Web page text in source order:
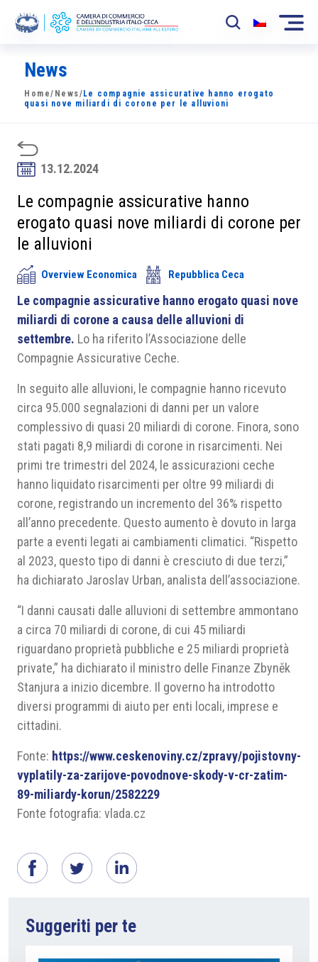
La Camera
News
Sviluppo Mercato
Soci
Partner
Area riservata
News
Home/ News/ Le compagnie assicurative hanno erogato
quasi nove miliardi di corone per le alluvioni
13.12.2024
Le compagnie assicurative hanno
erogato quasi nove miliardi di corone per
le alluvioni
Overview Economica Repubblica Ceca
Le compagnie assicurative hanno erogato quasi nove
miliardi di corone a causa delle alluvioni di
settembre. Lo ha riferito l’Associazione delle
Compagnie Assicurative Ceche.
In seguito alle alluvioni, le compagnie hanno ricevuto
circa 95.000 segnalazioni di danni per un valore
complessivo di quasi 20 miliardi di corone. Finora, sono
stati pagati 8,9 miliardi di corone in risarcimenti. Nei
primi tre trimestri del 2024, le assicurazioni ceche
hanno liquidato risarcimenti per oltre 99 miliardi di
corone, registrando un incremento del 36% rispetto
all’anno precedente. Questo aumento è dovuto in larga
parte a eventi legati ai cambiamenti climatici. “Rispetto
al 2023, questo tipo di danni è cresciuto di due terzi,”
ha dichiarato Jaroslav Urban, analista dell’associazione.
“I danni causati dalle alluvioni di settembre ammontano
a circa 70 miliardi di corone, di cui 45 miliardi
riguardano proprietà pubbliche e 25 miliardi proprietà
private,” ha dichiarato il ministro delle Finanze Zbyněk
Stanjura a inizio dicembre. Il governo ha introdotto
diversi programmi di aiuto per enti locali, imprese e
cittadini.
Fonte: https://www.ceskenoviny.cz/zpravy/pojistovny-
vyplatily-za-zarijove-povodnove-skody-v-cr-zatim-
89-miliardy-korun/2582229
Fonte fotografia: vlada.cz
Suggeriti per te